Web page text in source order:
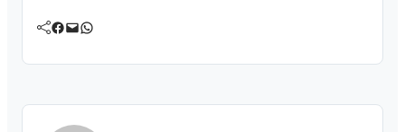
Facebook Mail WhatsApp